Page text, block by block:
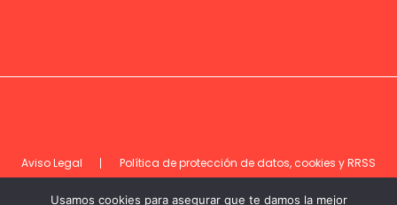
Aviso Legal
Política de protección de datos, cookies y RRSS
Código de ética
Usamos cookies para asegurar que te damos la mejor